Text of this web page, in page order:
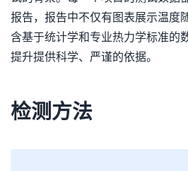
报告，报告中不仅有图表展示温度
含基于统计学和专业热力学标准的
提升提供科学、严谨的依据。
检测方法